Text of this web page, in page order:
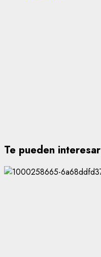
Te pueden interesar